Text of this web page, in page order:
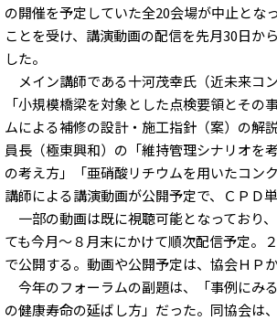
の開催を予定していた全20会場が中止とな
ことを受け、講演動画の配信を先月30日か
した。
メイン講師である十河茂幸氏（近未来コ
「小規模橋梁を対象とした点検要領とその
ムによる補修の設計・施工指針（案）の解
員長（極東興和）の「維持管理シナリオを
の考え方」「亜硝酸リチウムを用いたコン
講師による講演動画が公開予定で、ＣＰＤ
一部の動画は既に視聴可能となっており
ても今月～８月末にかけて順次配信予定。
で公開する。動画や公開予定は、協会ＨＰ
今年のフォーラムの副題は、「事例にみ
の健康寿命の延ばし方」だった。同協会は